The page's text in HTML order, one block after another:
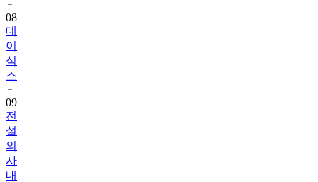
08
데
이
식
스
09
전
설
의
사
내